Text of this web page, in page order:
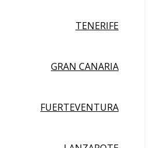
TENERIFE
GRAN CANARIA
FUERTEVENTURA